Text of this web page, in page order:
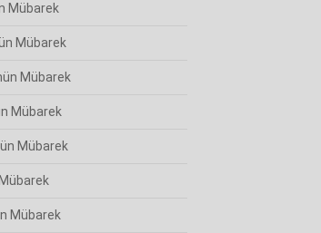
Mübarek
Mübarek
Mübarek
Mübarek
Mübarek
Mübarek